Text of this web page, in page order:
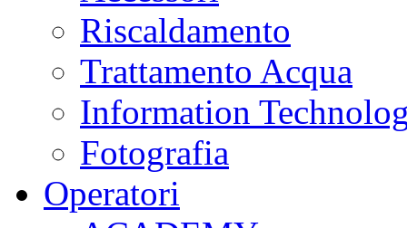
Riscaldamento
Trattamento Acqua
Information
Fotografia
Operatori